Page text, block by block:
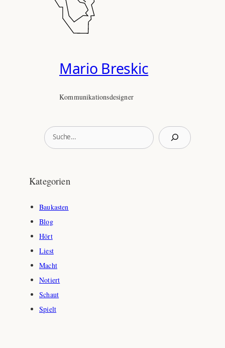
Mario Breskic
Kommunikationsdesigner
S
u
e
Kategorien
Baukasten
Blog
Hört
Liest
Macht
Notiert
Schaut
Spielt